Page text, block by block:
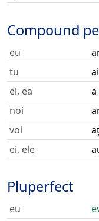
Compound
eu
tu
ai
el, ea
a
noi
voi
ei, ele
Pluperfect
eu